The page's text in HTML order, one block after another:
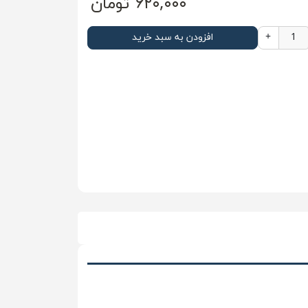
+ افزودن به سبد خرید